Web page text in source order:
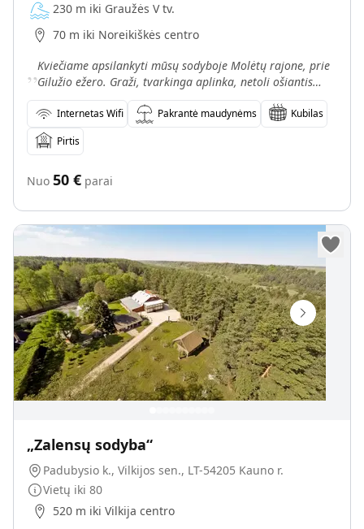
230 m iki Graužės V tv.
70 m iki Noreikiškės centro
„Kviečiame apsilankyti mūsų sodyboje Molėtų rajone, prie
Gilužio ežero. Graži, tvarkinga aplinka, netoli ošiantis
miškas atgaivins kiekvieną pavargusią sielą ir
Internetas Wifi Pakrantė maudynėms
Kubilas
Pirtis
Nuo 50 € parai
„Zalensų sodyba“
Padubysio k., Vilkijos sen., LT-54205 Kauno r.
Vietų iki 80
520 m iki Vilkija centro